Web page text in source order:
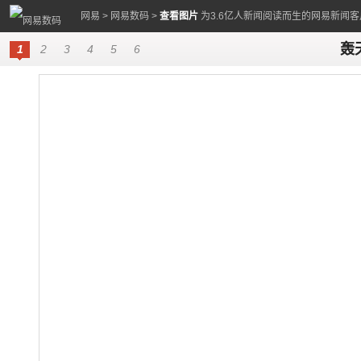
网易 > 网易数码 > 查看图片 为3.6亿人新闻阅读而生的网易新闻
1 2 3 4 5 6 轰